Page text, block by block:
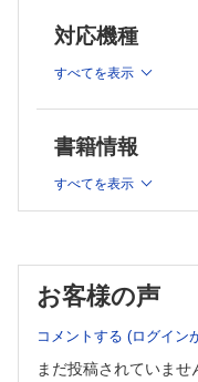
殺人事件の加害少年の
粟野公一郎
ひとりごとスケッチ(112)
土田菜摘
まだ「観ていない」，あ
看護系絵本堂(156)
マンガでわかる！子ど
症候群をめぐって⑤
診断がついても；筋痛
症候群の当事者として
向井友梨
くり方⑤
④アトピー性皮膚炎
薬から新規非ステ
JAK 阻害薬の役割
①アトピー性皮膚炎
杉村篤士
る；5Pアプローチ
【これからの看護実
①アトピー性皮膚炎
対応機種
すべてを表示
書籍情報
すべてを表示
お客様の声
コメントする (ログイン
まだ投稿されていませ